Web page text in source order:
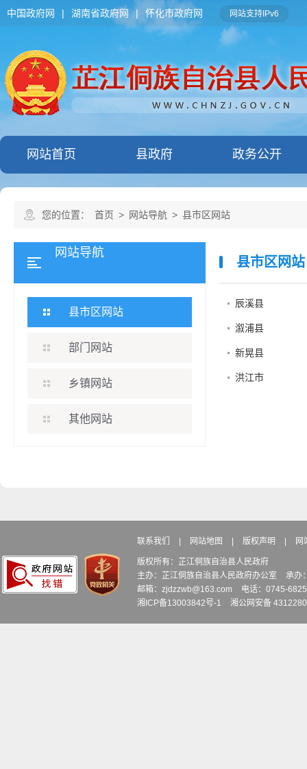
中国政府网 | 湖南省政府网 | 怀化市政府网 网站支持IPv6
网站首页 县政府 政务公开
您的位置： 首页 > 网站导航 > 县市区网站
网站导航
县市区网站
部门网站
乡镇网站
其他网站
县市区网站
辰溪县
溆浦县
新晃县
洪江市
联系我们 网站地图 版权声明 网
版权所有：芷江侗族自治县人民政府
主办：芷江侗族自治县人民政府办公室
承办
邮箱：zjdzzwb@163.com
电话：0745-
湘ICP备13003842号-1
湘公网安备